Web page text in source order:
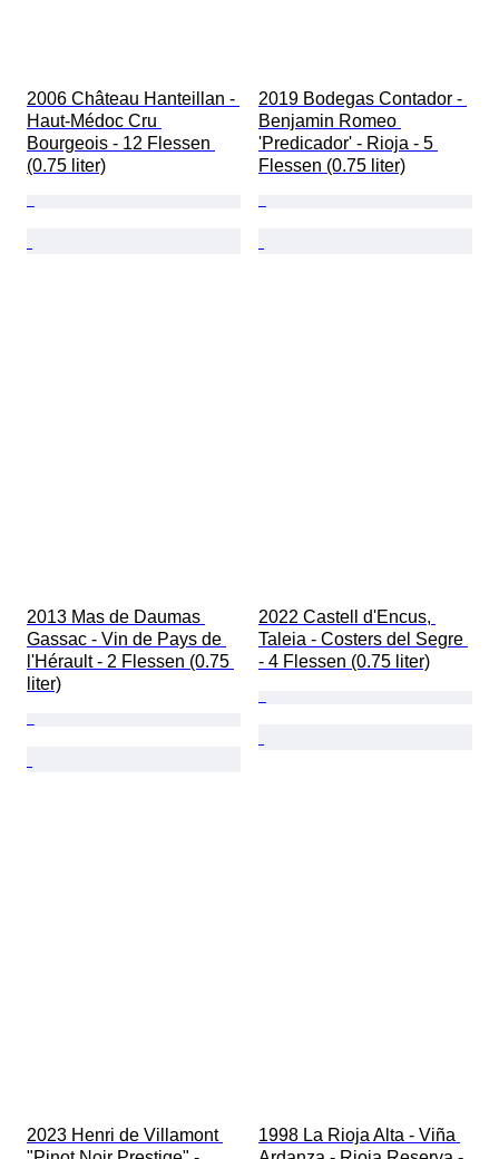
2006 Château Hanteillan -
Haut-Médoc Cru
Bourgeois - 12 Flessen
(0.75 liter)
2019 Bodegas Contador -
Benjamin Romeo
'Predicador' - Rioja - 5
Flessen (0.75 liter)
2013 Mas de Daumas
Gassac - Vin de Pays de
l'Hérault - 2 Flessen (0.75
liter)
2022 Castell d'Encus,
Taleia - Costers del Segre
- 4 Flessen (0.75 liter)
2023 Henri de Villamont
1998 La Rioja Alta - Viña